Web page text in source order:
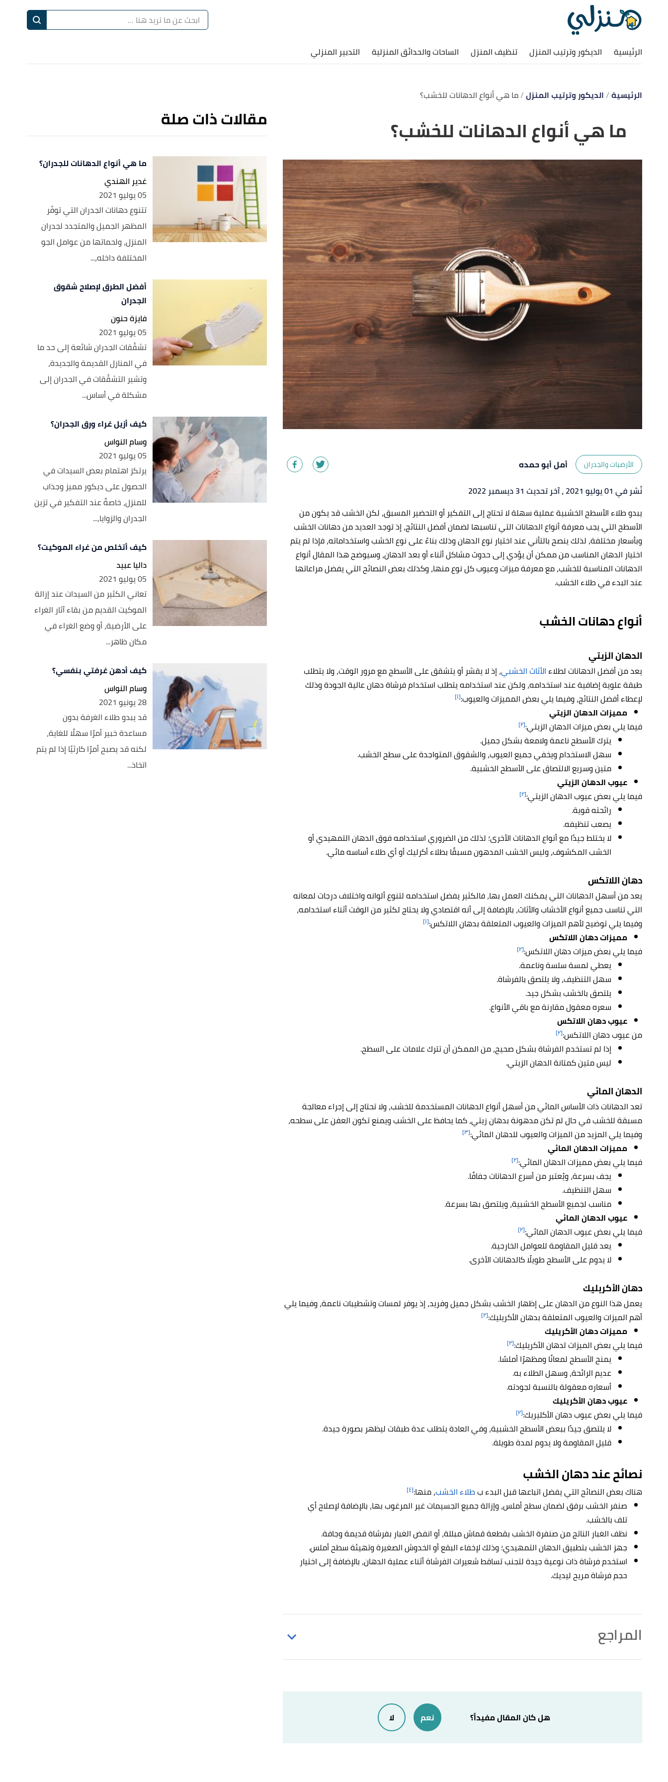
الرئيسية الديكور وترتيب المنزل تنظيف المنزل الساحات والحدائق المنزلية التدبير المنزلي
الرئيسية الديكور وترتيب المنزل ما هي أنواع الدهانات للخشب؟
ما هي أنواع الدهانات للخشب؟
الأرضيات والجدران
أمل أبو حمده
نُشر في 01 يوليو 2021
، آخر تحديث 31 ديسمبر 2022
يبدو طلاء الأسطح الخشبية عملية سهلة لا تحتاج إلى التفكير أو التحضير المسبق، لكن الخشب قد يكون من
الأسطح التي يجب معرفة أنواع الدهانات التي تناسبها لضمان أفضل النتائج، إذ توجد العديد من دهانات الخشب
وبأسعار مختلفة، لذلك ينصح بالتأني عند اختيار نوع الدهان وذلك بناءً على نوع الخشب واستخداماته، فإذا لم يتم
اختيار الدهان المناسب من ممكن أن يؤدي إلى حدوث مشاكل أثناء أو بعد الدهان، وسيوضح هذا المقال أنواع
الدهانات المناسبة للخشب، مع معرفة ميزات وعيوب كل نوع منها، وكذلك بعض النصائح التي يفضل مراعاتها
عند البدء في طلاء الخشب.
أنواع دهانات الخشب
الدهان الزيتي
يعد من أفضل الدهانات لطلاءالأثاث الخشبي، إذ لا يقشر أو يتشقق على الأسطح مع مرور الوقت، ولا يتطلب
طبقة علوية إضافية عند استخدامه، ولكن عند استخدامه يتطلب استخدام فرشاة دهان عالية الجودة وذلك
لإعطاء أفضل النتائج، وفيما يلي بعض المميزات والعيوب:[١]
مميزات الدهان الزيتي
فيما يلي بعض ميزات الدهان الزيتي:[٢]
يترك الأسطح ناعمة ولامعة بشكل جميل.
سهل الاستخدام ويخفي جميع العيوب، والشقوق المتواجدة على سطح الخشب.
متين وسريع الالتصاق على الأسطح الخشبية.
عيوب الدهان الزيتي
فيما يلي بعض عيوب الدهان الزيتي:[٢]
رائحته قوية.
يصعب تنظيفه.
لا يختلط جيدًا مع أنواع الدهانات الأخرى؛ لذلك من الضروري استخدامه فوق الدهان التمهيدي أو
الخشب المكشوف، وليس الخشب المدهون مسبقًا بطلاء أكرليك أو أي طلاء أساسه مائي.
دهان اللاتكس
يعد من أسهل الدهانات التي يمكنك العمل بها، فالكثير يفضل استخدامه لتنوع ألوانه واختلاف درجات لمعانه
التي تناسب جميع أنواع الأخشاب والأثاث، بالإضافة إلى أنه اقتصادي ولا يحتاج لكثير من الوقت أثناء استخدامه،
وفيما يلي توضيح لأهم الميزات والعيوب المتعلقة بدهان اللاتكس:[١]
مميزات دهان اللاتكس
فيما يلي بعض ميزات دهان اللاتكس:[٢]
يعطي لمسة سلسة وناعمة.
سهل التنظيف، ولا يلتصق بالفرشاة.
يلتصق بالخشب بشكل جيد.
سعره معقول مقارنة مع باقي الأنواع.
عيوب دهان اللاتكس
من عيوب دهان اللاتكس:[٢]
إذا لم تستخدم الفرشاة بشكل صحيح، من الممكن أن تترك علامات على السطح.
ليس متين كمتانة الدهان الزيتي.
الدهان المائي
تعد الدهانات ذات الأساس المائي من أسهل أنواع الدهانات المستخدمة للخشب، ولا تحتاج إلى إجراء معالجة
مسبقة للخشب في حال لم تكن مدهونة بدهان زيتي، كما يحافظ على الخشب ويمنع تكون العفن على سطحه،
وفيما يلي المزيد من الميزات والعيوب للدهان المائي:[٣]
مميزات الدهان المائي
فيما يلي بعض مميزات الدهان المائي:[٢]
يجف بسرعة، ويُعتبر من أسرع الدهانات جفافًا.
سهل التنظيف.
مناسب لجميع الأسطح الخشبية، ويلتصق بها بسرعة.
عيوب الدهان المائي
فيما يلي بعض عيوب الدهان المائي:[٢]
يعد قليل المقاومة للعوامل الخارجية.
لا يدوم على الأسطح طويلًا كالدهانات الأخرى.
دهان الأكريليك
يعمل هذا النوع من الدهان على إظهار الخشب بشكل جميل وفريد، إذ يوفر لمسات وتشطيبات ناعمة، وفيما يلي
أهم الميزات والعيوب المتعلقة بدهان الأكريليك:[٢]
مميزات دهان الأكريليك
فيما يلي بعض الميزات لدهان الأكريليك:[٢]
يمنح الأسطح لمعانًا ومظهرًا أملسًا.
عديم الرائحة، وسهل الطلاء به.
أسعاره معقولة بالنسبة لجودته.
عيوب دهان الأكريليك
فيما يلي بعض عيوب دهان الأكليريك:[٢]
لا يلتصق جيدًا ببعض الأسطح الخشبية، وفي العادة يتطلب عدة طبقات ليظهر بصورة جيدة.
قليل المقاومة ولا يدوم لمدة طويلة.
نصائح عند دهان الخشب
هناك بعض النصائح التي يفضل اتباعها قبل البدء بطلاء الخشب، منها:[٤]
صنفر الخشب برفق لضمان سطح أملس، وإزالة جميع الجسيمات غير المرغوب بها، بالإضافة لإصلاح أي
تلف بالخشب.
نظف الغبار الناتج من صنفرة الخشب بقطعة قماش مبللة، أو انفض الغبار بفرشاة قديمة وجافة.
جهز الخشب بتطبيق الدهان التمهيدي؛ وذلك لإخفاء البقع أو الخدوش الصغيرة وتهيئة سطح أملس.
استخدم فرشاة ذات نوعية جيدة لتجنب تساقط شعيرات الفرشاة أثناء عملية الدهان، بالإضافة إلى اختيار
حجم فرشاة مريح ليديك.
المراجع
ronaldphillipsantiques, Retrieved 17/6/2021. Edited.هل كان المقال مفيداً؟ نعم لا
مقالات ذات صلة
ما هي أنواع الدهانات للجدران؟
غدير الهندي
05 يوليو 2021
تتنوع دهانات الجدران التي توفّر
المظهر الجميل والمتجدد لجدران
المنزل، ولحماتها من عوامل الجو
المختلفة داخله،...
أفضل الطرق لإصلاح شقوق
الجدران
فايزة حنون
05 يوليو 2021
تشقُقات الجدران شائعة إلى حد ما
في المنازل القديمة والجديدة،
وتشير التشقُقات في الجدران إلى
مشكلة في أساس...
كيف أزيل غراء ورق الجدران؟
وسام النواس
05 يوليو 2021
يرتكز اهتمام بعض السيدات في
الحصول على ديكور مميز وجذاب
للمنزل، خاصةً عند التفكير في تزين
الجدران والزوايا،...
كيف أتخلص من غراء الموكيت؟
داليا عبيد
05 يوليو 2021
تعاني الكثير من السيدات عند إزالة
الموكيت القديم من بقاء آثار الغراء
على الأرضية، أو وضع الغراء في
مكان ظاهر...
كيف أدهن غرفتي بنفسي؟
وسام النواس
28 يونيو 2021
قد يبدو طلاء الغرفة بدون
مساعدة خبير أمرًا سهلًا للغاية،
لكنه قد يصبح أمرًا كارثيًا إذا لم يتم
اتخاذ...